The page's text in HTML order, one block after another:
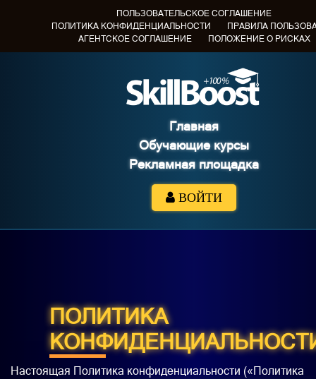
ПОЛЬЗОВАТЕЛЬСКОЕ СОГЛАШЕНИЕ
ПОЛИТИКА КОНФИДЕНЦИАЛЬНОСТИ
ПРАВИЛА
АГЕНТСКОЕ СОГЛАШЕНИЕ
ПОЛОЖЕНИЕ О РИСКАХ
Главная
Обучающие курсы
Рекламная площадка
ВОЙТИ
ПОЛИТИКА
Настоящая Политика конфиденциальности («Политика